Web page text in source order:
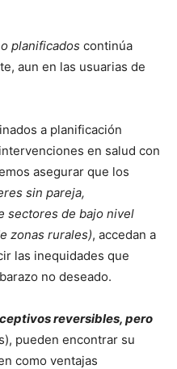
planificados continúa
aun en las usuarias de
a planificación
en salud con
asegurar que los
sin pareja,
sectores de bajo nivel
zonas rurales), accedan a
las inequidades que
no deseado.
reversibles, pero
pueden encontrar su
como ventajas